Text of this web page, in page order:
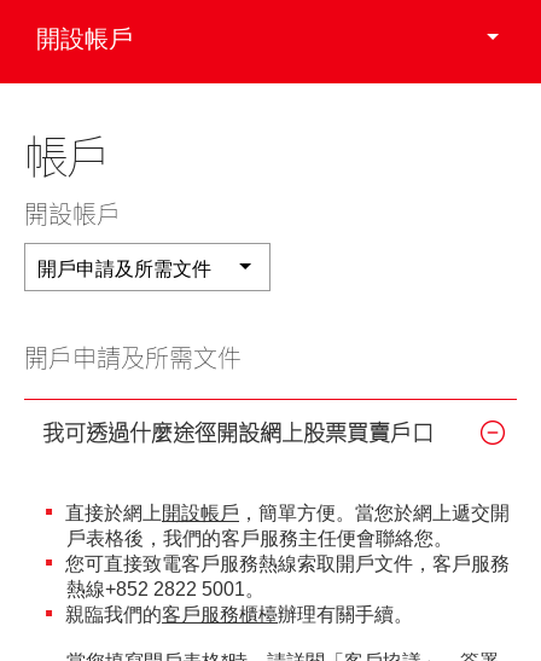
新股上市
新股快訊
財富管理
美股
期貨合約
股票期權
認股證
外匯服務
款項處理
股票處理
光證財富高
報價服務
帳戶
產品
表格
光證財富高
eMO! 免費流動交易程式
「期貨寶」免費試用
新客戶專區
聯絡我們
EN
開設帳戶
帳戶
開設帳戶
開戶申請及所需文件
開戶申請及所需文件
我可透過什麼途徑開設網上股票買賣戶口
直接於網上 開設帳戶 ，簡單方便。當您於網上遞交開
戶表格後，我們的客戶服務主任便會聯絡您。
您可直接致電客戶服務熱線索取開戶文件，客戶服務
熱線+852 2822 5001。
親臨我們的客戶服務櫃檯辦理有關手續。